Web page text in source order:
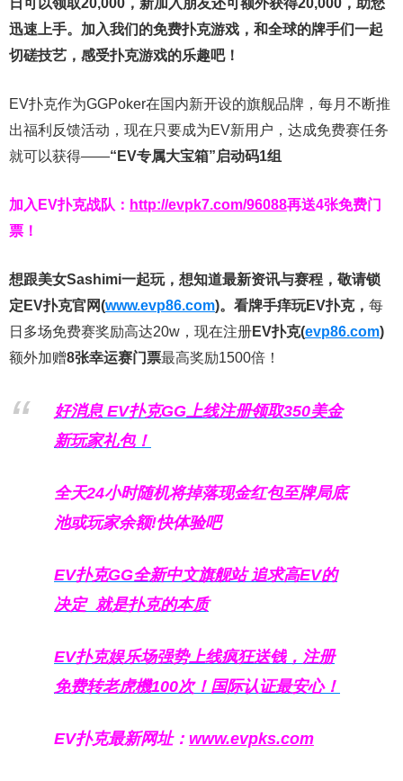
迅速上手。 加入我们的免费扑克游戏，和全球的牌手们一起
切磋技艺，感受扑克游戏的乐趣吧！
EV扑克作为GGPoker在国内新开设的旗舰品牌，每月不断推
出福利反馈活动，现在只要成为EV新用户，达成免费赛任务
就可以获得——“EV专属大宝箱”启动码1组
加入EV扑克战队： http://evpk7.com/96088再送4张免费门
票！
想跟美女Sashimi一起玩， 想知道最新资讯与赛程， 敬请锁
定EV扑克官网(www.evp86.com)。 看牌手痒玩EV扑克， 每
日多场免费赛奖励高达20w，现在注册EV扑克(evp86.com)
额外加赠8张幸运赛门票最高奖励1500倍！
好消息 EV扑克GG上线注册领取350美金
新玩家礼包！
全天24小时随机将掉落现金红包至牌局底
池或玩家余额!快体验吧
EV扑克GG全新中文旗舰站追求高EV的
决定 就是扑克的本质
EV扑克娱乐场强势上线疯狂送钱，注册
免费转老虎機100次！国际认证最安心！
EV扑克最新网址： www.evpks.com